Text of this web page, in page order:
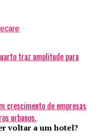
traz amplitude para
crescimento de empresas
urbanos.
voltar a um hotel?